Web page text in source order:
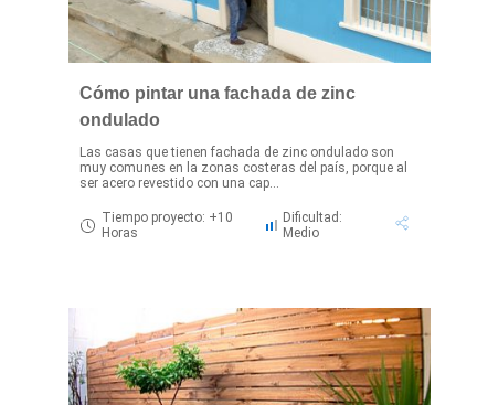
Cómo pintar una fachada de zinc
ondulado
Las casas que tienen fachada de zinc ondulado son
muy comunes en la zonas costeras del país, porque al
ser acero revestido con una cap...
Tiempo proyecto: +10
Horas
Dificultad:
Medio